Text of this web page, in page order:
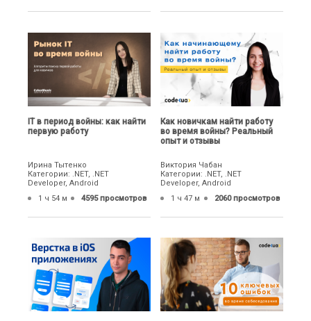
IТ в период войны: как найти
первую работу
Ирина Тытенко
Категории: .NET, .NET
Developer, Android
1 ч 54 м
4595 просмотров
Как новичкам найти работу
во время войны? Реальный
опыт и отзывы
Виктория Чабан
Категории: .NET, .NET
Developer, Android
1 ч 47 м
2060 просмотров